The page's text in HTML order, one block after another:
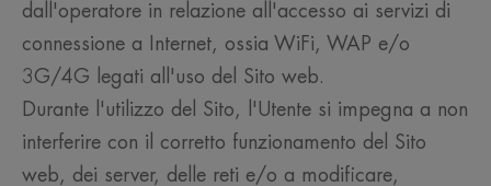
dall'operatore in relazione all'accesso ai servizi di
connessione a Internet, ossia WiFi, WAP e/o
3G/4G legati all'uso del Sito web.
Durante l'utilizzo del Sito, l'Utente si impegna a non
interferire con il corretto funzionamento del Sito
web, dei server, delle reti e/o a modificare,